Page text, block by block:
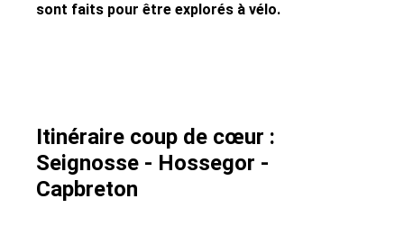
sont faits pour être explorés à vélo.
Itinéraire coup de cœur :
Seignosse - Hossegor -
Capbreton